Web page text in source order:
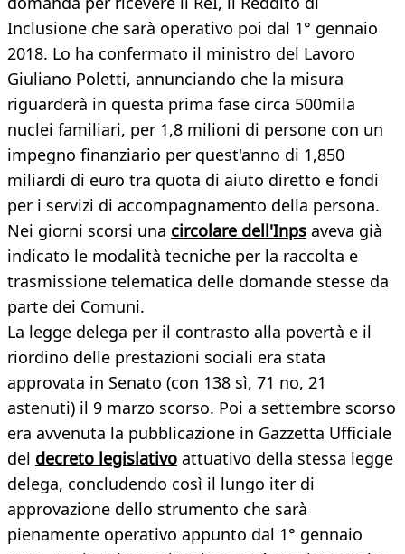
Inclusione che sarà operativo poi dal 1° gennaio
2018. Lo ha confermato il ministro del Lavoro
Giuliano Poletti, annunciando che la misura
riguarderà in questa prima fase circa 500mila
nuclei familiari, per 1,8 milioni di persone con un
impegno finanziario per quest'anno di 1,850
miliardi di euro tra quota di aiuto diretto e fondi
per i servizi di accompagnamento della persona.
Nei giorni scorsi una circolare dell'Inps aveva già
indicato le modalità tecniche per la raccolta e
trasmissione telematica delle domande stesse da
parte dei Comuni.
La legge delega per il contrasto alla povertà e il
riordino delle prestazioni sociali era stata
approvata in Senato (con 138 sì, 71 no, 21
astenuti) il 9 marzo scorso. Poi a settembre scorso
era avvenuta la pubblicazione in Gazzetta Ufficiale
del decreto legislativo attuativo della stessa legge
delega, concludendo così il lungo iter di
approvazione dello strumento che sarà
pienamente operativo appunto dal 1° gennaio